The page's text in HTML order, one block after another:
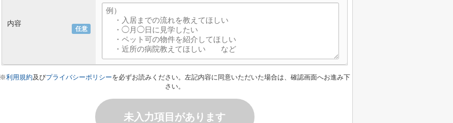
任意
内容
※利用規約及びプライバシーポリシーを必ずお読みください。左記内容に同意いただいた場合は、確認画面へお進み下
さい。
未入力項目があります